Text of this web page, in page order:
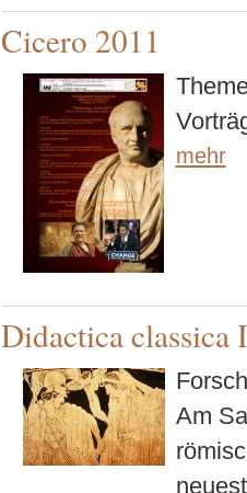
Cicero 2011
mehr
Didactica classica
Am